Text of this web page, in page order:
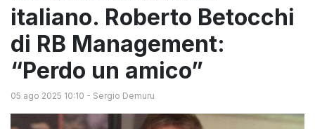
italiano. Roberto Betocchi
di RB Management:
“Perdo un amico”
05 ago 2025 10:10 - Sergio Demuru